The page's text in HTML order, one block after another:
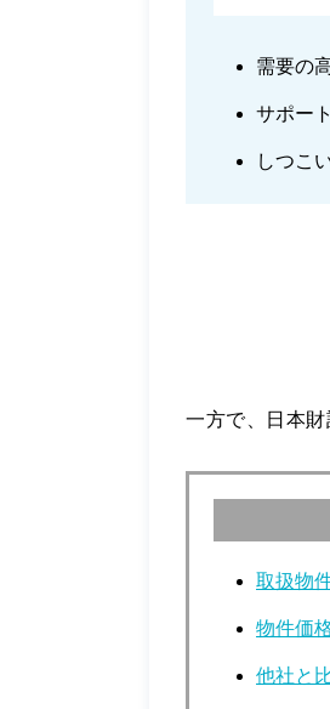
需要の
サポー
しつこ
一方で、日本財
取扱物
物件価
他社と